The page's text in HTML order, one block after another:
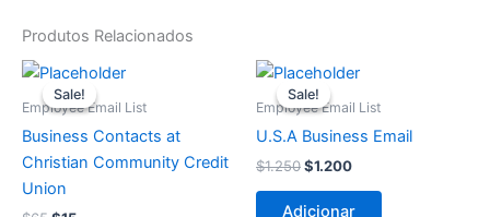
Produtos Relacionados
Sale!
Sale!
Employee Email List
Business Contacts at
Christian Community Credit
Union
O
preço
original
$65.
O
preço
atual
$15.
Sale!
Sale!
Employee Email List
U.S.A Business Email
$1.250
O
preço
original
$1.250.
$1.200
O
atual
$1.200.
Adicionar